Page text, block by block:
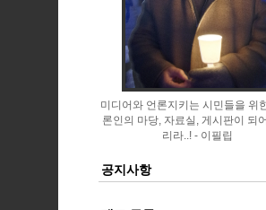
미디어와 언론지키는 시민들을 위
론인의 마당, 자료실, 게시판이 되
리라..!
이필립
공지사항